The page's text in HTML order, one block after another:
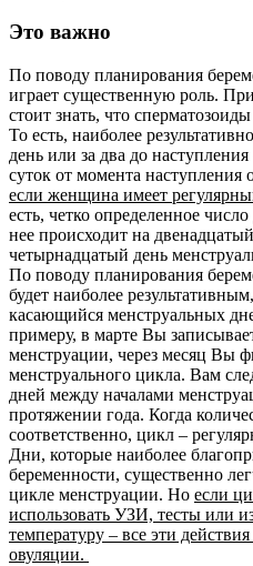
Это важно
По поводу планирования
играет существенную роль.
стоит знать, что
То есть, наиболее
день или за два до
суток от момента наступления
если женщина имеет
есть, четко определенное
нее происходит на
четырнадцатый день
По поводу планирования
будет наиболее
касающийся менструальных
примеру, в марте Вы
менструации, через месяц Вы
менструального цикла. Вам
дней между началами
протяжении года. Когда
соответственно, цикл –
Дни, которые наиболее
беременности, существенно
цикле менструации. Но если
использовать УЗИ, тесты или
температуру – все эти
овуляции.